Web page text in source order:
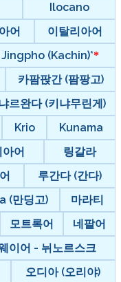
Ilocano
어
이탈리아어
Jingpho (Kachin)*
카팜팑간 (팜팡고)
르완다 (키냐무린게)
Krio
Kunama
어
링갈라
루간다 (간다)
(만딩고)
마라티
모트록어
네팔어
이어 - 뉘노르스크
오디아 (오리야)